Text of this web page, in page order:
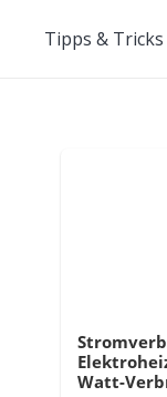
Tipps & Tricks
Watt-